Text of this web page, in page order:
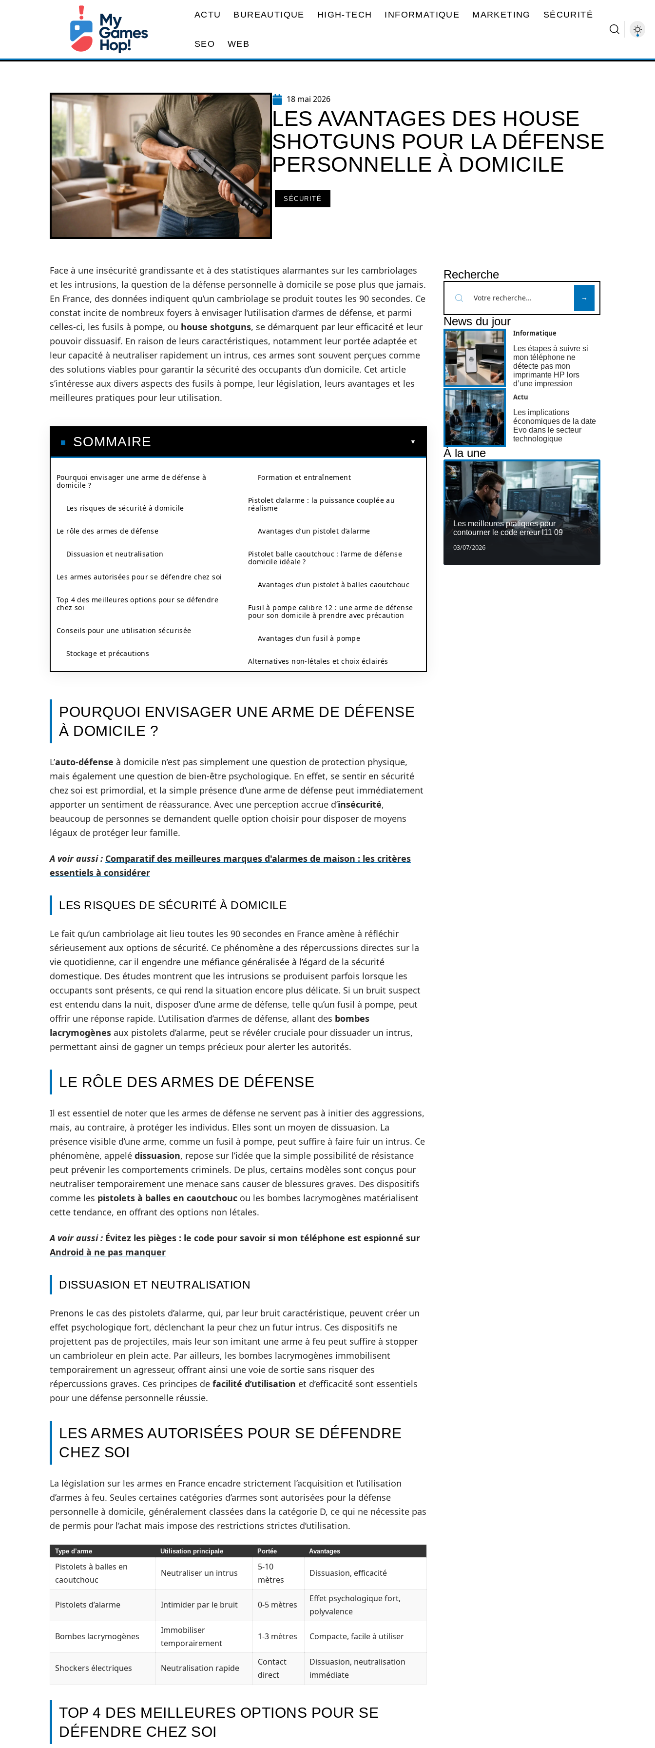
ACTU BUREAUTIQUE HIGH-TECH INFORMATIQUE MARKETING SÉCURITÉ
SEO WEB
18 mai 2026
LES AVANTAGES DES HOUSE
SHOTGUNS POUR LA DÉFENSE
PERSONNELLE À DOMICILE
SÉCURITÉ
Face à une insécurité grandissante et à des statistiques alarmantes sur les cambriolages
et les intrusions, la question de la défense personnelle à domicile se pose plus que jamais.
En France, des données indiquent qu’un cambriolage se produit toutes les 90 secondes. Ce
constat incite de nombreux foyers à envisager l’utilisation d’armes de défense, et parmi
celles-ci, les fusils à pompe, ou house shotguns, se démarquent par leur efficacité et leur
pouvoir dissuasif. En raison de leurs caractéristiques, notamment leur portée adaptée et
leur capacité à neutraliser rapidement un intrus, ces armes sont souvent perçues comme
des solutions viables pour garantir la sécurité des occupants d’un domicile. Cet article
s’intéresse aux divers aspects des fusils à pompe, leur législation, leurs avantages et les
meilleures pratiques pour leur utilisation.
SOMMAIRE
Pourquoi envisager une arme de défense à
domicile ?
Les risques de sécurité à domicile
Le rôle des armes de défense
Dissuasion et neutralisation
Les armes autorisées pour se défendre chez soi
Top 4 des meilleures options pour se défendre
chez soi
Conseils pour une utilisation sécurisée
Stockage et précautions
Formation et entraînement
Pistolet d’alarme : la puissance couplée au
réalisme
Avantages d’un pistolet d’alarme
Pistolet balle caoutchouc : l’arme de défense
domicile idéale ?
Avantages d’un pistolet à balles caoutchouc
Fusil à pompe calibre 12 : une arme de défense
pour son domicile à prendre avec précaution
Avantages d’un fusil à pompe
Alternatives non-létales et choix éclairés
POURQUOI ENVISAGER UNE ARME DE DÉFENSE
À DOMICILE ?
L’auto-défense à domicile n’est pas simplement une question de protection physique,
mais également une question de bien-être psychologique. En effet, se sentir en sécurité
chez soi est primordial, et la simple présence d’une arme de défense peut immédiatement
apporter un sentiment de réassurance. Avec une perception accrue d’insécurité,
beaucoup de personnes se demandent quelle option choisir pour disposer de moyens
légaux de protéger leur famille.
A voir aussi : Comparatif des meilleures marques d'alarmes de maison : les critères
essentiels à considérer
LES RISQUES DE SÉCURITÉ À DOMICILE
Le fait qu’un cambriolage ait lieu toutes les 90 secondes en France amène à réfléchir
sérieusement aux options de sécurité. Ce phénomène a des répercussions directes sur la
vie quotidienne, car il engendre une méfiance généralisée à l’égard de la sécurité
domestique. Des études montrent que les intrusions se produisent parfois lorsque les
occupants sont présents, ce qui rend la situation encore plus délicate. Si un bruit suspect
est entendu dans la nuit, disposer d’une arme de défense, telle qu’un fusil à pompe, peut
offrir une réponse rapide. L’utilisation d’armes de défense, allant des bombes
lacrymogènes aux pistolets d’alarme, peut se révéler cruciale pour dissuader un intrus,
permettant ainsi de gagner un temps précieux pour alerter les autorités.
LE RÔLE DES ARMES DE DÉFENSE
Il est essentiel de noter que les armes de défense ne servent pas à initier des aggressions,
mais, au contraire, à protéger les individus. Elles sont un moyen de dissuasion. La
présence visible d’une arme, comme un fusil à pompe, peut suffire à faire fuir un intrus. Ce
phénomène, appelé dissuasion, repose sur l’idée que la simple possibilité de résistance
peut prévenir les comportements criminels. De plus, certains modèles sont conçus pour
neutraliser temporairement une menace sans causer de blessures graves. Des dispositifs
comme les pistolets à balles en caoutchouc ou les bombes lacrymogènes matérialisent
cette tendance, en offrant des options non létales.
A voir aussi : Évitez les pièges : le code pour savoir si mon téléphone est espionné sur
Android à ne pas manquer
DISSUASION ET NEUTRALISATION
Prenons le cas des pistolets d’alarme, qui, par leur bruit caractéristique, peuvent créer un
effet psychologique fort, déclenchant la peur chez un futur intrus. Ces dispositifs ne
projettent pas de projectiles, mais leur son imitant une arme à feu peut suffire à stopper
un cambrioleur en plein acte. Par ailleurs, les bombes lacrymogènes immobilisent
temporairement un agresseur, offrant ainsi une voie de sortie sans risquer des
répercussions graves. Ces principes de facilité d’utilisation et d’efficacité sont essentiels
pour une défense personnelle réussie.
LES ARMES AUTORISÉES POUR SE DÉFENDRE
CHEZ SOI
La législation sur les armes en France encadre strictement l’acquisition et l’utilisation
d’armes à feu. Seules certaines catégories d’armes sont autorisées pour la défense
personnelle à domicile, généralement classées dans la catégorie D, ce qui ne nécessite pas
de permis pour l’achat mais impose des restrictions strictes d’utilisation.
Type d’arme Utilisation principale Portée Avantages
Pistolets à balles en
caoutchouc
Neutraliser un intrus
5-10
mètres
Dissuasion, efficacité
Pistolets d’alarme Intimider par le bruit 0-5 mètres
Effet psychologique fort,
polyvalence
Bombes lacrymogènes
Immobiliser
temporairement
1-3 mètres Compacte, facile à utiliser
Shockers électriques Neutralisation rapide
Contact
direct
Dissuasion, neutralisation
immédiate
TOP 4 DES MEILLEURES OPTIONS POUR SE
DÉFENDRE CHEZ SOI
Recherche
News du jour
Informatique
Les étapes à suivre si
mon téléphone ne
détecte pas mon
imprimante HP lors
d’une impression
Actu
Les implications
économiques de la date
Evo dans le secteur
technologique
À la une
Les meilleures pratiques pour
contourner le code erreur l11 09
03/07/2026